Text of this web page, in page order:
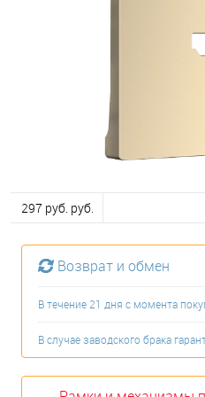
297 руб. руб.
Возврат и обмен
В течение 21 дня с момента
В случае заводского брака